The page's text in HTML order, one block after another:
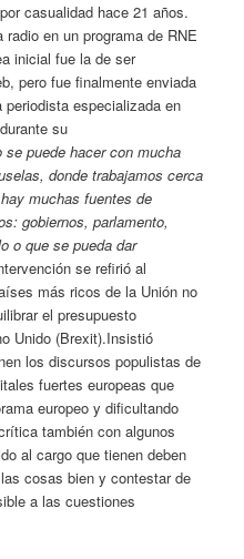
casualidad hace 21 años.
en un programa de RNE
inicial fue la de ser
pero fue finalmente enviada
especializada en
su
se puede hacer con mucha
donde trabajamos cerca
muchas fuentes de
gobiernos, parlamento,
o que se pueda dar
se refirió al
más ricos de la Unión no
el presupuesto
Unido (Brexit).Insistió
los discursos populistas de
fuertes europeas que
europeo y dificultando
también con algunos
al cargo que tienen deben
cosas bien y contestar de
a las cuestiones